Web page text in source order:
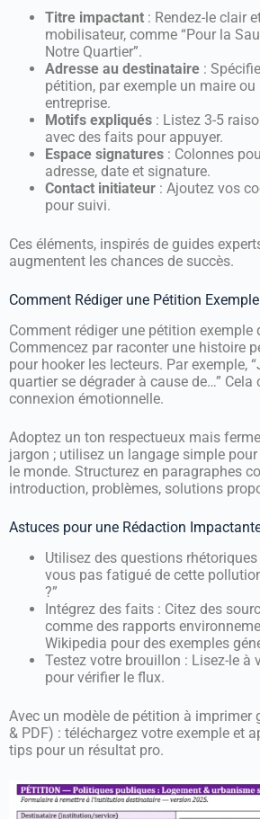
Titre impactant : Rendez-le clair
mobilisateur, comme “Pour la
Notre Quartier”.
Adresse au destinataire :
pétition, par exemple un maire ou
entreprise.
Motifs expliqués : Listez 3-5
avec des faits pour appuyer.
Espace signatures : Colonnes
adresse, date et signature.
Contact initiateur : Ajoutez vos
pour suivi.
Ces éléments, inspirés de guides
augmentent les chances de succès.
Comment Rédiger une Pétition
Comment rédiger une pétition exemple
Commencez par raconter une histoire
pour hooker les lecteurs. Par exemple,
quartier se dégrader à cause de…” Cela
connexion émotionnelle.
Adoptez un ton respectueux mais
jargon ; utilisez un langage simple
le monde. Structurez en paragraphes
introduction, problèmes, solutions
Astuces pour une Rédaction
Utilisez des questions rhétoriques
vous pas fatigué de cette
?”
Intégrez des faits : Citez des
comme des rapports
Wikipedia pour des exemples
Testez votre brouillon : Lisez-le à
pour vérifier le flux.
Avec un modèle de pétition à imprimer
& PDF) : téléchargez votre exemple et
tips pour un résultat pro.